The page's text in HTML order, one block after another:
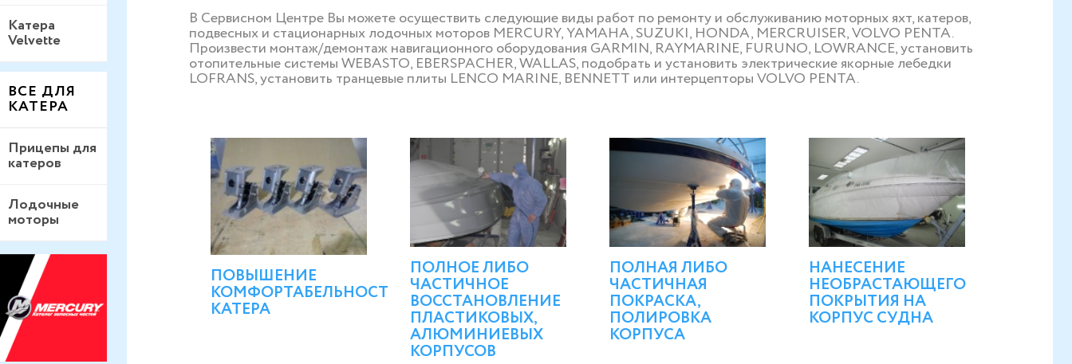
Катера
Velvette
ВСЕ ДЛЯ
КАТЕРА
Прицепы для
катеров
Лодочные
моторы
В Сервисном Центре Вы можете осуществить следующие виды работ по ремонту и обслуживанию моторных яхт, катеров,
подвесных и стационарных лодочных моторов MERCURY, YAMAHA, SUZUKI, HONDA, MERCRUISER, VOLVO PENTA.
Произвести монтаж/демонтаж навигационного оборудования GARMIN, RAYMARINE, FURUNO, LOWRANCE, установить
отопительные системы WEBASTO, EBERSPACHER, WALLAS, подобрать и установить электрические якорные лебедки
LOFRANS, установить транцевые плиты LENCO MARINE, BENNETT или интерцепторы VOLVO PENTA.
ПОВЫШЕНИЕ
КОМФОРТАБЕЛЬНОСТИ
КАТЕРА
ПОЛНОЕ ЛИБО
ЧАСТИЧНОЕ
ВОССТАНОВЛЕНИЕ
ПЛАСТИКОВЫХ,
АЛЮМИНИЕВЫХ
КОРПУСОВ
ПОЛНАЯ ЛИБО
ЧАСТИЧНАЯ
ПОКРАСКА,
ПОЛИРОВКА
КОРПУСА
НАНЕСЕНИЕ
НЕОБРАСТАЮЩЕГО
ПОКРЫТИЯ НА
КОРПУС СУДНА